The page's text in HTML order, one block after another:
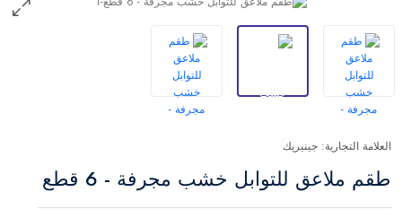
العلامة التجارية: جينيريك
طقم ملاعق للتوابل خشب مجرفة - 6 قطع